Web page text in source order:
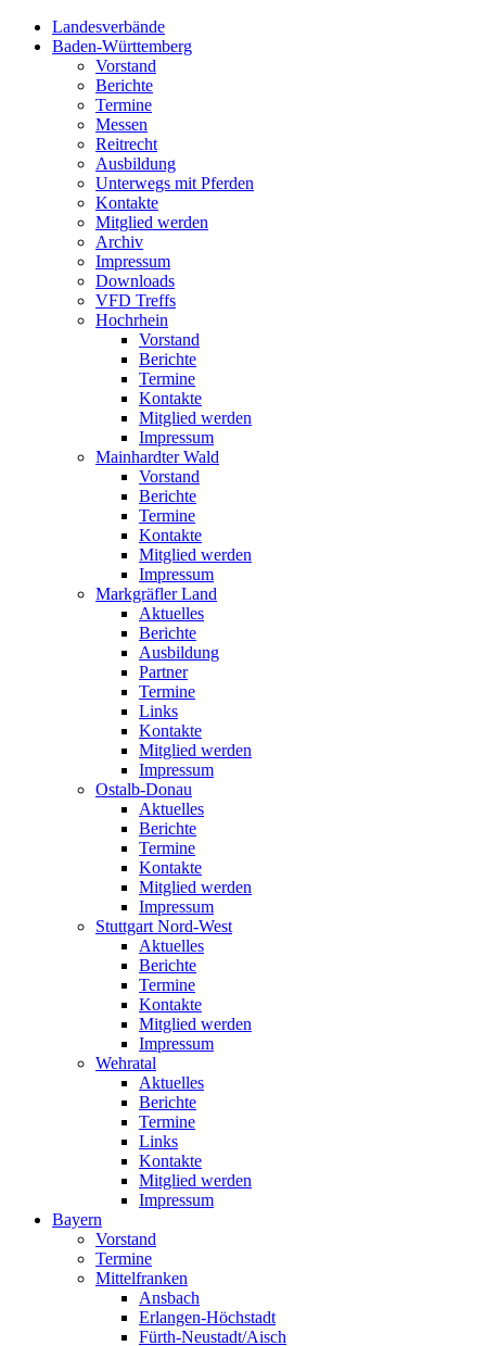
Landesverbände
Baden-Württemberg
Vorstand
Berichte
Termine
Messen
Reitrecht
Ausbildung
Unterwegs mit Pferden
Kontakte
Mitglied werden
Archiv
Impressum
Downloads
VFD Treffs
Hochrhein
Vorstand
Berichte
Termine
Kontakte
Mitglied werden
Impressum
Mainhardter Wald
Vorstand
Berichte
Termine
Kontakte
Mitglied werden
Impressum
Markgräfler Land
Aktuelles
Berichte
Ausbildung
Partner
Termine
Links
Kontakte
Mitglied werden
Impressum
Ostalb-Donau
Aktuelles
Berichte
Termine
Kontakte
Mitglied werden
Impressum
Stuttgart Nord-West
Aktuelles
Berichte
Termine
Kontakte
Mitglied werden
Impressum
Wehratal
Aktuelles
Berichte
Termine
Links
Kontakte
Mitglied werden
Impressum
Bayern
Vorstand
Termine
Mittelfranken
Ansbach
Erlangen-Höchstadt
Fürth-Neustadt/Aisch